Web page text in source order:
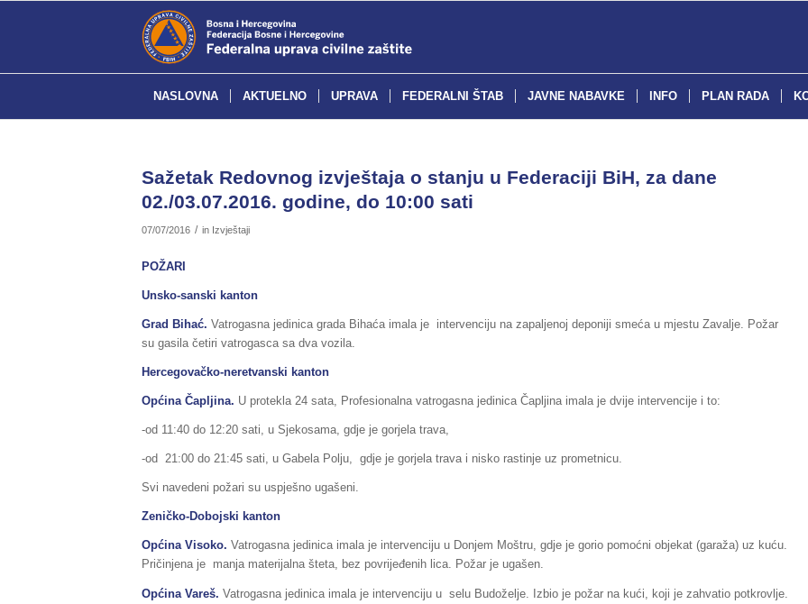
NASLOVNA AKTUELNO UPRAVA FEDERALNI ŠTAB JAVNE NABAVKE INFO PLAN RADA
Sažetak Redovnog izvještaja o stanju u Federaciji BiH, za dane
02./03.07.2016. godine, do 10:00 sati
07/07/2016 / in Izvještaji
POŽARI
Unsko-sanski kanton
Grad Bihać. Vatrogasna jedinica grada Bihaća imala je intervenciju na zapaljenoj deponiji smeća u mjestu Zavalje. Požar
su gasila četiri vatrogasca sa dva vozila.
Hercegovačko-neretvanski kanton
Općina Čapljina. U protekla 24 sata, Profesionalna vatrogasna jedinica Čapljina imala je dvije intervencije i to:
-od 11:40 do 12:20 sati, u Sjekosama, gdje je gorjela trava,
-od 21:00 do 21:45 sati, u Gabela Polju, gdje je gorjela trava i nisko rastinje uz prometnicu.
Svi navedeni požari su uspješno ugašeni.
Zeničko-Dobojski kanton
Općina Visoko. Vatrogasna jedinica imala je intervenciju u Donjem Moštru, gdje je gorio pomoćni objekat (garaža) uz kuću.
Pričinjena je manja materijalna šteta, bez povrijeđenih lica. Požar je ugašen.
Općina Vareš. Vatrogasna jedinica imala je intervenciju u selu Budoželje. Izbio je požar na kući, koji je zahvatio potkrovlje.